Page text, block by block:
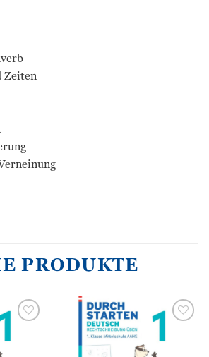
Zeiten
PRODUKTE
Wunschliste
hinzufügen